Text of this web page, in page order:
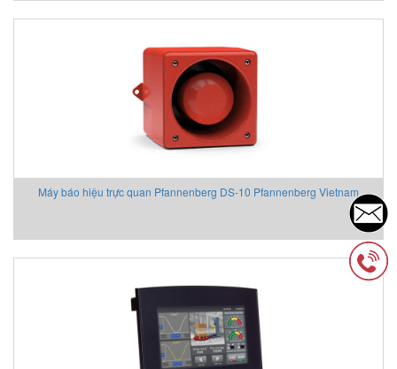
Máy báo hiệu trực quan Pfannenberg DS-10 Pfannenberg Vietnam